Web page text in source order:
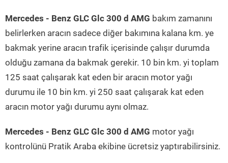
Mercedes - Benz GLC Glc 300 d AMG bakım zamanını
belirlerken aracın sadece diğer bakımına kalana km. ye
bakmak yerine aracın trafik içerisinde çalışır durumda
olduğu zamana da bakmak gerekir. 10 bin km. yi toplam
125 saat çalışarak kat eden bir aracın motor yağı
durumu ile 10 bin km. yi 250 saat çalışarak kat eden
aracın motor yağı durumu aynı olmaz.
Mercedes - Benz GLC Glc 300 d AMG motor yağı
kontrolünü Pratik Araba ekibine ücretsiz yaptırabilirsiniz.